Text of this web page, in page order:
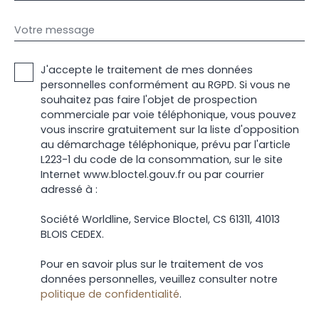
Votre message
J'accepte le traitement de mes données
personnelles conformément au RGPD. Si vous ne
souhaitez pas faire l'objet de prospection
commerciale par voie téléphonique, vous pouvez
vous inscrire gratuitement sur la liste d'opposition
au démarchage téléphonique, prévu par l'article
L223-1 du code de la consommation, sur le site
Internet www.bloctel.gouv.fr ou par courrier
adressé à :
Société Worldline, Service Bloctel, CS 61311, 41013
BLOIS CEDEX.
Pour en savoir plus sur le traitement de vos
données personnelles, veuillez consulter notre
politique de confidentialité.